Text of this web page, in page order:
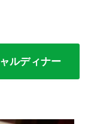
ルディナー